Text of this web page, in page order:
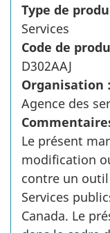
Type de
Services
Code de
D302AAJ
Organisation :
Agence des
Le présent
modification
contre un
Services
Canada. Le